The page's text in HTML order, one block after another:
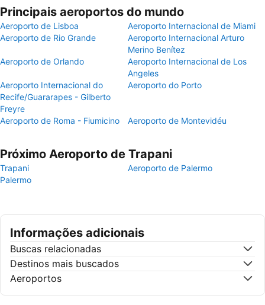
Principais aeroportos do mundo
Aeroporto de Lisboa
Aeroporto Internacional de Miami
Aeroporto de Rio Grande
Aeroporto Internacional Arturo
Merino Benítez
Aeroporto de Orlando
Aeroporto Internacional de Los
Angeles
Aeroporto Internacional do
Recife/Guararapes - Gilberto
Freyre
Aeroporto do Porto
Aeroporto de Roma - Fiumicino Aeroporto de Montevidéu
Próximo Aeroporto de Trapani
Trapani
Aeroporto de Palermo
Palermo
Informações adicionais
Buscas relacionadas
Destinos mais buscados
Aeroportos